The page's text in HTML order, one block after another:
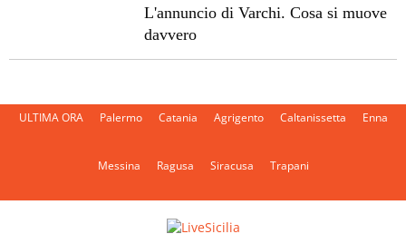
L'annuncio di Varchi. Cosa si muove
davvero
ULTIMA ORA Palermo Catania Agrigento Caltanissetta Enna
Messina Ragusa Siracusa Trapani